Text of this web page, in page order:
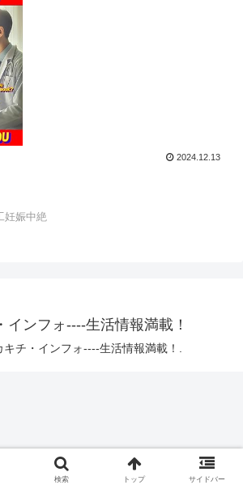
2024.12.13
妊娠中絶
インフォ----生活情報満載！
チ・インフォ----生活情報満載！.
検索 トップ サイドバー